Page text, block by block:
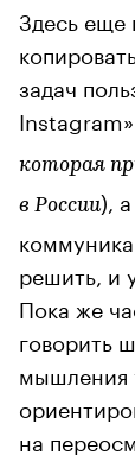
Здесь еще
задач
которая
в России),
решить, и
Пока же
говорить
мышления
на